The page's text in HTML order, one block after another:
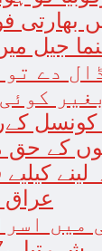
بھارتی
جیل
دے
منظور؛ امریکا
کیلیے
عراق
میں